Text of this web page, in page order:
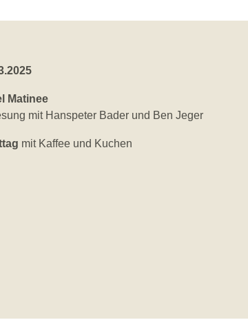
Matinee
mit Hanspeter Bader und Ben Jeger
mit Kaffee und Kuchen